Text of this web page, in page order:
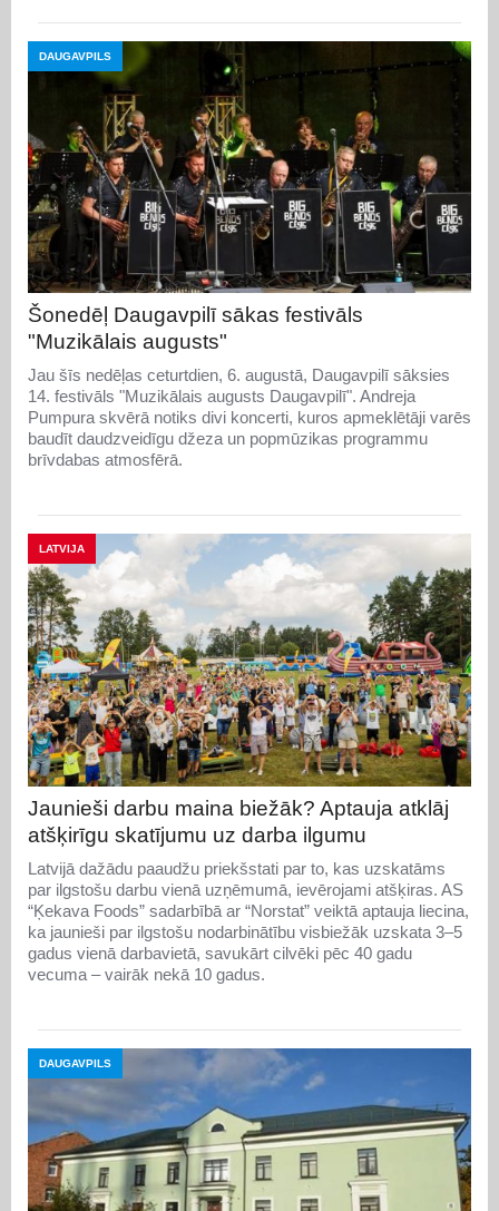
DAUGAVPILS
Šonedēļ Daugavpilī sākas festivāls
"Muzikālais augusts"
Jau šīs nedēļas ceturtdien, 6. augustā, Daugavpilī sāksies
14. festivāls "Muzikālais augusts Daugavpilī". Andreja
Pumpura skvērā notiks divi koncerti, kuros apmeklētāji varēs
baudīt daudzveidīgu džeza un popmūzikas programmu
brīvdabas atmosfērā.
LATVIJA
Jaunieši darbu maina biežāk? Aptauja atklāj
atšķirīgu skatījumu uz darba ilgumu
Latvijā dažādu paaudžu priekšstati par to, kas uzskatāms
par ilgstošu darbu vienā uzņēmumā, ievērojami atšķiras. AS
“Ķekava Foods” sadarbībā ar “Norstat” veiktā aptauja liecina,
ka jaunieši par ilgstošu nodarbinātību visbiežāk uzskata 3–5
gadus vienā darbavietā, savukārt cilvēki pēc 40 gadu
vecuma – vairāk nekā 10 gadus.
DAUGAVPILS